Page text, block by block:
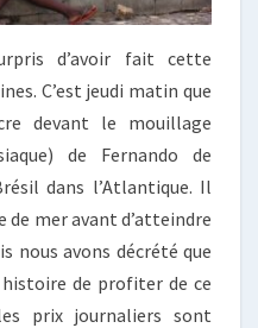
d’avoir fait cette
C’est jeudi matin que
devant le mouillage
de Fernando de
dans l’Atlantique. Il
de mer avant d’atteindre
nous avons décrété que
histoire de profiter de ce
prix journaliers sont